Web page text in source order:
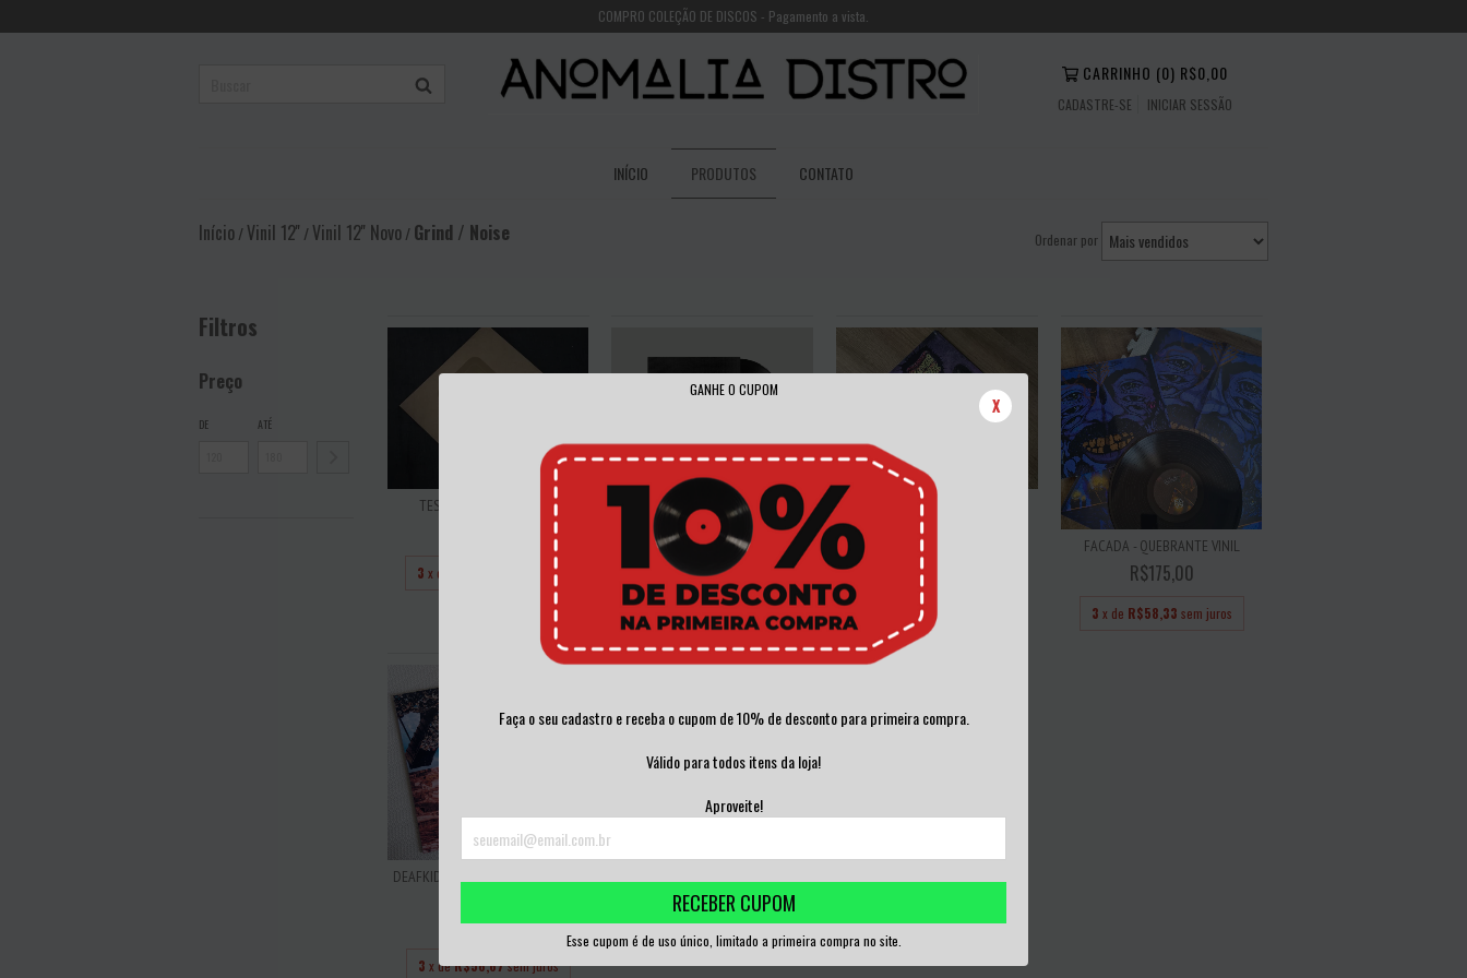
GANHE O CUPOM
X
Faça o seu cadastro e receba o cupom de 10% de desconto para primeira compra.
Válido para todos itens da loja!
Aproveite!
RECEBER CUPOM
Esse cupom é de uso único, limitado a primeira compra no site.
COMPRO COLEÇÃO DE DISCOS - Pagamento a vista.
CARRINHO (0) R$0,00
CADASTRE-SE INICIAR SESSÃO
INÍCIO PRODUTOS CONTATO
Início/Vinil 12'' /Vinil 12'' Novo/Grind / Noise Ordenar por
Filtros
Preço
DE ATÉ
TEST - JOGO HUMANO LP
3 x de sem juros
TEST & DEAF KIDS - SEM
ESPERANÇAS -...
R$180,00
x deR$60,00
ZOMBIE COOKBOOK - OUTSIDE
THE GRAVE VINI...
R$150,00
R$50,00
FACADA - QUEBRANTE VINIL
R$175,00
3 x de R$58,33 sem juros
DEAFKIDS & RAKTA - LIVE AT SESC
R$170,00
3 x deR$56,67sem juros